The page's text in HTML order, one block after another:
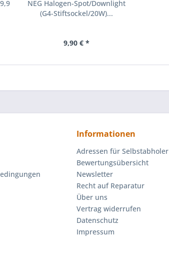
NEG Halogen-Spot/Downlight
(G4-Stiftsockel/20W)...
9,90 € *
Informationen
Adressen für Selbstabholer
Bewertungsübersicht
Newsletter
Recht auf Reparatur
Über uns
Vertrag widerrufen
Datenschutz
Impressum